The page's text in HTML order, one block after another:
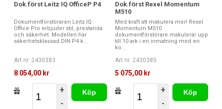
Dok.först Leitz IQ OfficeP P4
Dokumentförstöraren Leitz IQ
Office Pro erbjuder stil, prestanda
och säkerhet. Modellen har
säkerhetsklassad DIN P4 k...
Art nr. 2430383
8 054,00 kr
+
-
Köp
Dok.först Rexel Momentum
M510
Med kraft att makulera mer! Rexel
Momentum M510
dokumentförstörare makulerar upp
till 10 ark i en inmatning med en
ko...
Art nr. 2430385
5 075,00 kr
+
-
Köp